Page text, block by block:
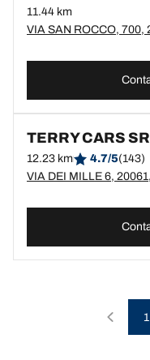
11.44 km
VIA SAN ROCCO, 700,
TERRY CARS
12.23 km 4.7/5(143)
VIA DEI MILLE 6,
1